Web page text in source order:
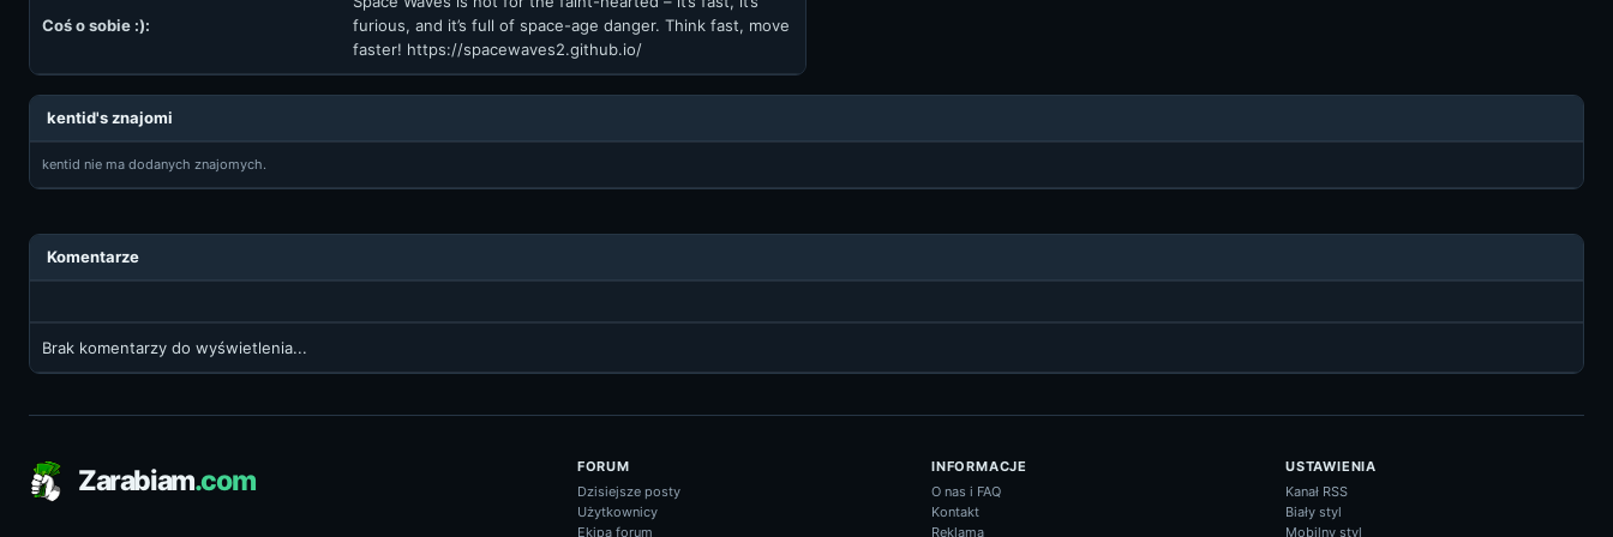
Coś o sobie :):
furious, and it’s full of space-age danger. Think fast, move
faster! https://spacewaves2.github.io/
kentid's znajomi
kentid nie ma dodanych znajomych.
Komentarze
Brak komentarzy do wyświetlenia...
Zarabiam.com
FORUM
Dzisiejsze posty
Użytkownicy
Ekipa forum
INFORMACJE
O nas i FAQ
Kontakt
Reklama
USTAWIENIA
Kanał RSS
Biały styl
Mobilny styl